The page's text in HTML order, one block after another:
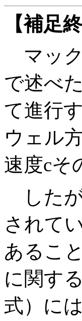
【補足
マック
で述べ
て進行
ウェル
速度cそ
したが
されて
あるこ
に関す
式）に